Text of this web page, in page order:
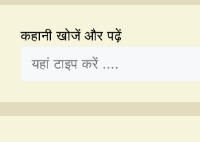
कहानी खोजें और पढ़ें